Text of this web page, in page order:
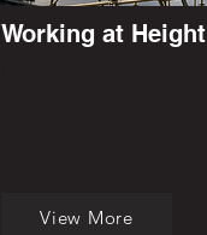
Working at Height
View More